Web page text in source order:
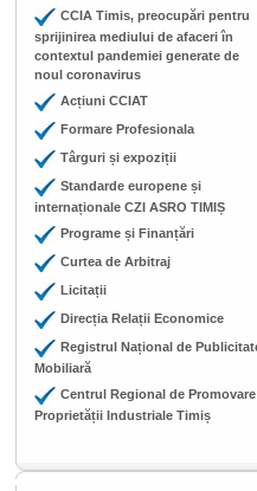
CCIA Timis, preocupări pentru
sprijinirea mediului de afaceri în
contextul pandemiei generate de
noul coronavirus
Acțiuni CCIAT
Formare Profesionala
Târguri și expoziții
Standarde europene și
internaționale CZI ASRO TIMIȘ
Programe și Finanțări
Curtea de Arbitraj
Licitații
Direcția Relații Economice
Registrul Național de
Mobiliară
Centrul Regional de Promovare
Proprietății Industriale Timiș